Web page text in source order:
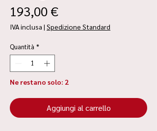
193,00 €Prezzo
IVA inclusa | Spedizione Standard
Quantità *
Ne restano solo: 2
Aggiungi al carrello